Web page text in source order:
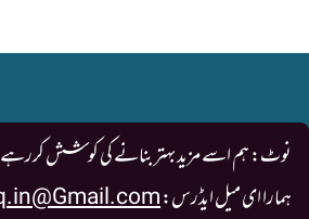
نوٹ: ہم اسے مزید بہتر بنانے کی کوشش کررہے
ہمارا ای میل ایڈرس: